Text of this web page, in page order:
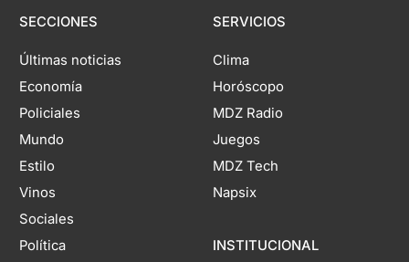
SECCIONES
Últimas noticias
Economía
Policiales
Mundo
Estilo
Vinos
Sociales
Política
SERVICIOS
Clima
Horóscopo
MDZ Radio
Juegos
MDZ Tech
Napsix
INSTITUCIONAL